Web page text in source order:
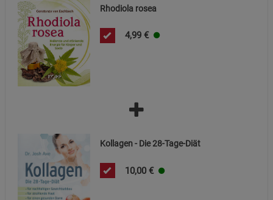
Rhodiola rosea
4,99 €
Kollagen - Die 28-Tage-Diät
10,00 €
Beschreibung Statistik Cookies
Cookie-Informationen
Marketing Cookies (3)
Beschreibung Marketing Cookies
Cookie-Informationen